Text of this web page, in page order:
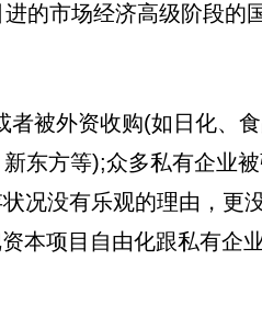
的市场经济高级阶段
被外资收购(如日化、
东方等);众多私有企业
况没有乐观的理由，更
本项目自由化跟私有企